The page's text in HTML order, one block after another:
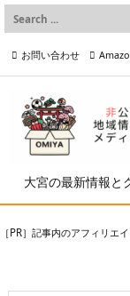
大宮の最新情報と
お問い合わせ
プライバシーポリシー等
［PR］記事内のアフィリエ